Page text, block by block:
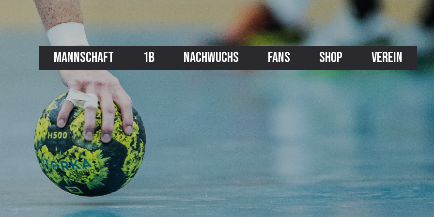
MANNSCHAFT 1B NACHWUCHS FANS SHOP VEREIN